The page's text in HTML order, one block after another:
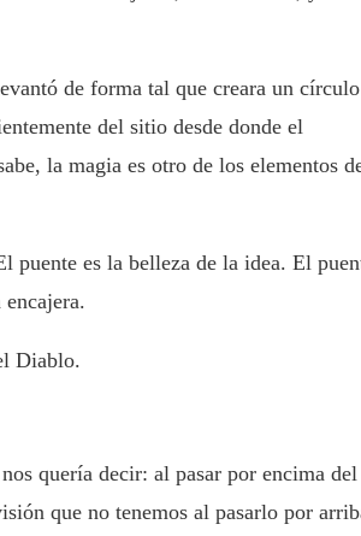
de forma tal que creara un círculo
del sitio desde donde el
la magia es otro de los elementos
puente es la belleza de la idea. El
Diablo.
quería decir: al pasar por encima del
que no tenemos al pasarlo por